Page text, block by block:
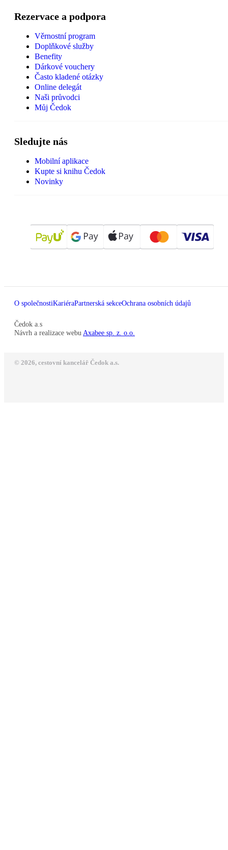
Rezervace a podpora
Věrnostní program
Doplňkové služby
Benefity
Dárkové vouchery
Často kladené otázky
Online delegát
Naši průvodci
Můj Čedok
Sledujte nás
Mobilní aplikace
Kupte si knihu Čedok
Novinky
O společnostiKariéraPartnerská sekceOchrana osobních údajů
Čedok a.s
Návrh a realizace webu Axabee sp. z. o.o.
© 2026, cestovní kancelář Čedok a.s.